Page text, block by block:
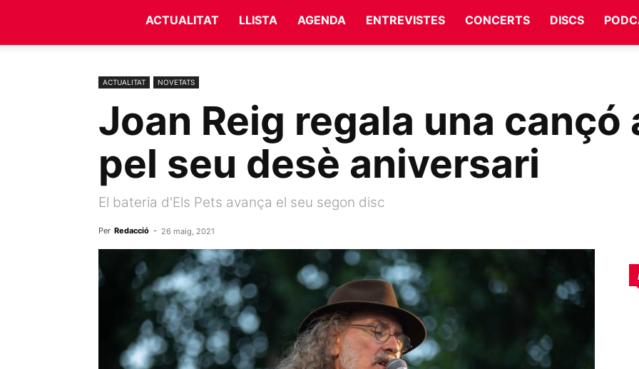
Fila
ACTUALITAT LLISTA AGENDA ENTREVISTES CONCERTS DISCS
ACTUALITAT NOVETATS
Joan Reig regala una cançó
pel seu desè aniversari
El bateria d'Els Pets avança el seu segon disc
Per Redacció - 26 maig, 2021